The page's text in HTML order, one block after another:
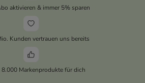
aktivieren & immer 5% sparen
Kunden vertrauen uns bereits
8.000 Markenprodukte für dich